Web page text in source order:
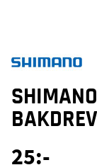
BAKDREV
25:-